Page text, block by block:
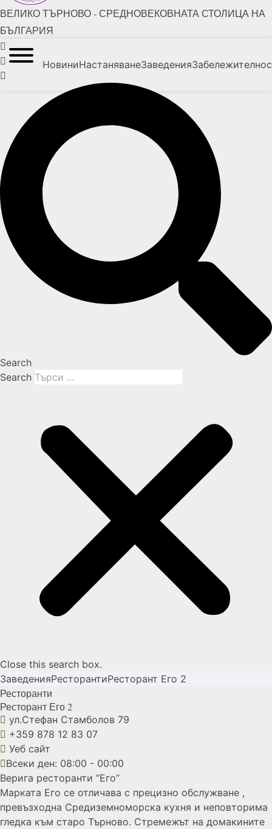
ВЕЛИКО ТЪРНОВО - СРЕДНОВЕКОВНАТА СТОЛИЦА НА
БЪЛГАРИЯ
НовиниНастаняванеЗаведения
Search
Search
Close this search box.
ЗаведенияРесторантиРесторант Его 2
Ресторанти
Ресторант Его2
ул.Стефан Стамболов 79
+359 878 12 83 07
Уеб сайт
Всеки ден: 08:00 - 00:00
Верига ресторанти “Его”
Марката Его се отличава с прецизно обслужване ,
превъзходна Средиземноморска кухня и неповторима
гледка към старо Търново. Стремежът на домакините